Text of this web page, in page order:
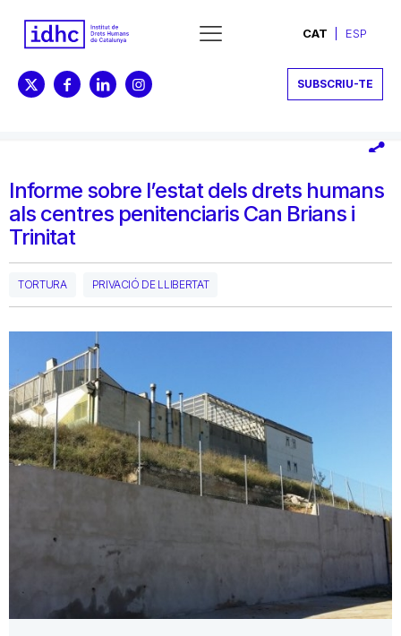
CAT ESP
SUBSCRIU-TE
Informe sobre l’estat dels drets humans
als centres penitenciaris Can Brians i
Trinitat
TORTURA PRIVACIÓ DE LLIBERTAT